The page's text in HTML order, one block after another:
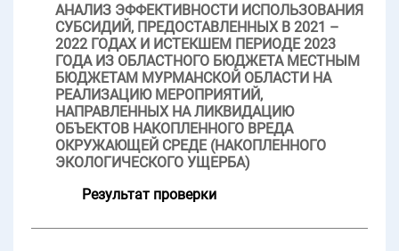
АНАЛИЗ ЭФФЕКТИВНОСТИ ИСПОЛЬЗОВАНИЯ
СУБСИДИЙ, ПРЕДОСТАВЛЕННЫХ В 2021 –
2022 ГОДАХ И ИСТЕКШЕМ ПЕРИОДЕ 2023
ГОДА ИЗ ОБЛАСТНОГО БЮДЖЕТА МЕСТНЫМ
БЮДЖЕТАМ МУРМАНСКОЙ ОБЛАСТИ НА
РЕАЛИЗАЦИЮ МЕРОПРИЯТИЙ,
НАПРАВЛЕННЫХ НА ЛИКВИДАЦИЮ
ОБЪЕКТОВ НАКОПЛЕННОГО ВРЕДА
ОКРУЖАЮЩЕЙ СРЕДЕ (НАКОПЛЕННОГО
ЭКОЛОГИЧЕСКОГО УЩЕРБА)
Результат проверки